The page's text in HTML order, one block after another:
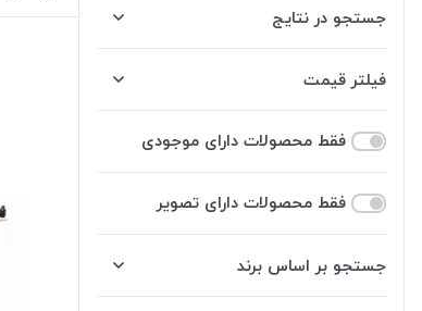
جستجو در نتایج
فیلتر قیمت
فقط محصولات دارای موجودی
فقط محصولات دارای تصویر
جستجو بر اساس برند